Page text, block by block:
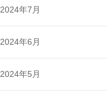
2024年7月
2024年6月
2024年5月